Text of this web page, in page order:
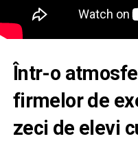
Într-o
firmelor de
zeci de elevi